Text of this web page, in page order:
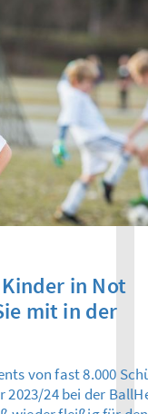
in Not
mit in der
von fast 8.000
24 bei der